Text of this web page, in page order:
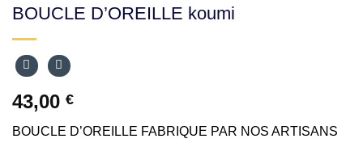
BOUCLE D’OREILLE koumi
43,00 €
BOUCLE D’OREILLE FABRIQUE PAR NOS ARTISANS